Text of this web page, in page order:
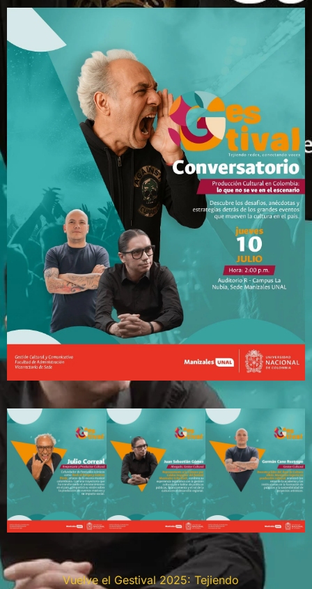
Vuelve el Gestival 2025: Tejiendo